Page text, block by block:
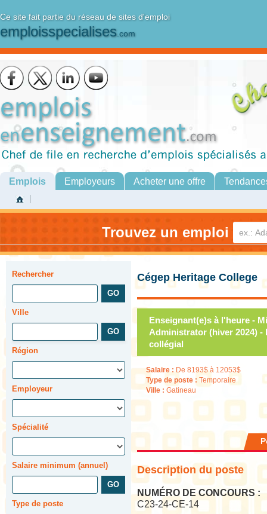
Ce site fait partie du réseau de sites d'emploi
emploisspecialises.com
Emplois Employeurs Acheter une offre
Trouvez un emploi
Rechercher
Ville
Région
Employeur
Spécialité
Salaire minimum (annuel)
Type de poste
Cégep Heritage College
Enseignant(e)s à l'heure -
Administrator (hiver 2024)
collégial
Salaire : De 8193$ à 12053$
Type de poste : Temporaire
Ville : Gatineau
Description du poste
NUMÉRO DE CONCOURS :
C23-24-CE-14